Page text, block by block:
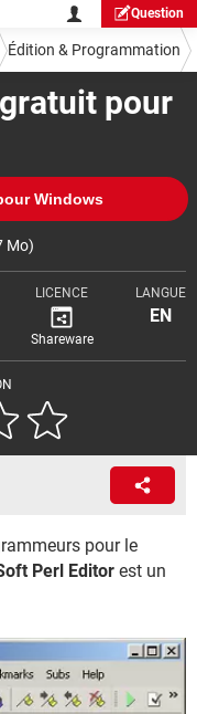
Question
pour
Windows
Mo)
LICENCE
Shareware
LANGUE
EN
Édition & Programmation
pour le
Perl Editor est un